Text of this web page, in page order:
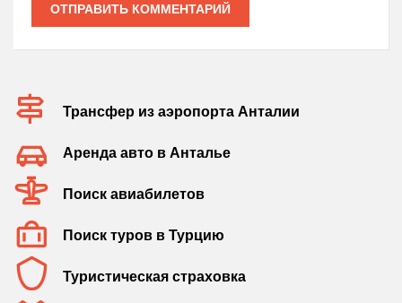
ОТПРАВИТЬ КОММЕНТАРИЙ
Трансфер из аэропорта Анталии
Аренда авто в Анталье
Поиск авиабилетов
Поиск туров в Турцию
Туристическая страховка